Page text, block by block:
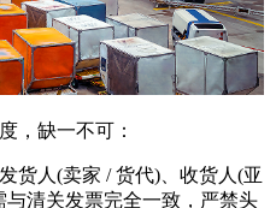
缺一不可：
人(卖家 / 货代)、收货人(亚
与清关发票完全一致，严禁头